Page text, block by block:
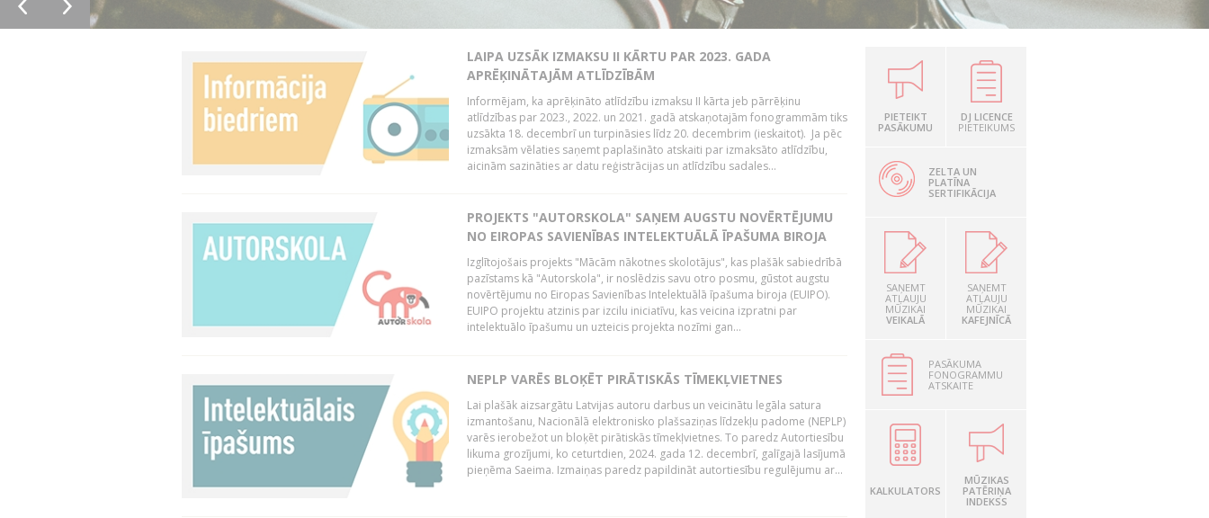
LAIPA UZSĀK IZMAKSU II KĀRTU PAR 2023. GADA
APRĒĶINĀTAJĀM ATLĪDZĪBĀM
Informējam, ka aprēķināto atlīdzību izmaksu II kārta jeb pārrēķinu
atlīdzības par 2023., 2022. un 2021. gadā atskaņotajām fonogrammām tiks
uzsākta 18. decembrī un turpināsies līdz 20. decembrim (ieskaitot). Ja pēc
izmaksām vēlaties saņemt paplašināto atskaiti par izmaksāto atlīdzību,
aicinām sazināties ar datu reģistrācijas un atlīdzību sadales...
PROJEKTS "AUTORSKOLA" SAŅEM AUGSTU NOVĒRTĒJUMU
NO EIROPAS SAVIENĪBAS INTELEKTUĀLĀ ĪPAŠUMA BIROJA
Izglītojošais projekts "Mācām nākotnes skolotājus", kas plašāk sabiedrībā
pazīstams kā "Autorskola", ir noslēdzis savu otro posmu, gūstot augstu
novērtējumu no Eiropas Savienības Intelektuālā īpašuma biroja (EUIPO).
EUIPO projektu atzinis par izcilu iniciatīvu, kas veicina izpratni par
intelektuālo īpašumu un uzteicis projekta nozīmi gan...
NEPLP VARĒS BLOĶĒT PIRĀTISKĀS TĪMEKĻVIETNES
Lai plašāk aizsargātu Latvijas autoru darbus un veicinātu legāla satura
izmantošanu, Nacionālā elektronisko plašsaziņas līdzekļu padome (NEPLP)
varēs ierobežot un bloķēt pirātiskās tīmekļvietnes. To paredz Autortiesību
likuma grozījumi, ko ceturtdien, 2024. gada 12. decembrī, galīgajā lasījumā
pieņēma Saeima. Izmaiņas paredz papildināt autortiesību regulējumu ar...
PIETEIKT
PASĀKUMU
DJ LICENCE
PIETEIKUMS
ZELTA UN
PLATĪNA
SERTIFIKĀCIJA
SAŅEMT
ATĻAUJU
MŪZIKAI
VEIKALĀ
SAŅEMT
ATĻAUJU
MŪZIKAI
KAFEJNĪCĀ
PASĀKUMA
FONOGRAMMU
ATSKAITE
KALKULATORS
MŪZIKAS
PATĒRIŅA
INDEKSS